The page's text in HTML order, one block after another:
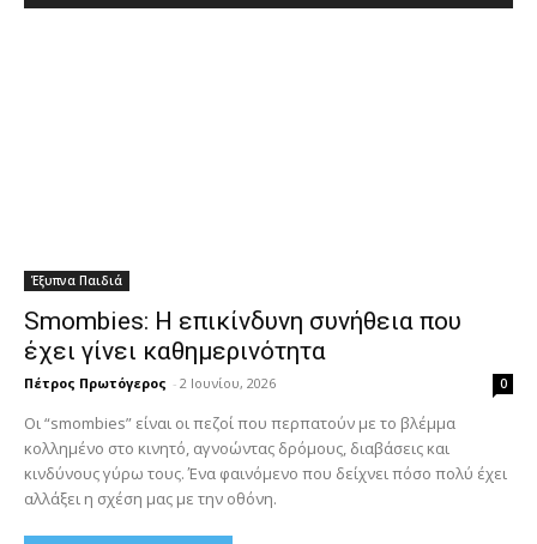
Έξυπνα Παιδιά
Smombies: Η επικίνδυνη συνήθεια που
έχει γίνει καθημερινότητα
Πέτρος Πρωτόγερος - 2 Ιουνίου, 2026 0
Οι “smombies” είναι οι πεζοί που περπατούν με το βλέμμα
κολλημένο στο κινητό, αγνοώντας δρόμους, διαβάσεις και
κινδύνους γύρω τους. Ένα φαινόμενο που δείχνει πόσο πολύ έχει
αλλάξει η σχέση μας με την οθόνη.